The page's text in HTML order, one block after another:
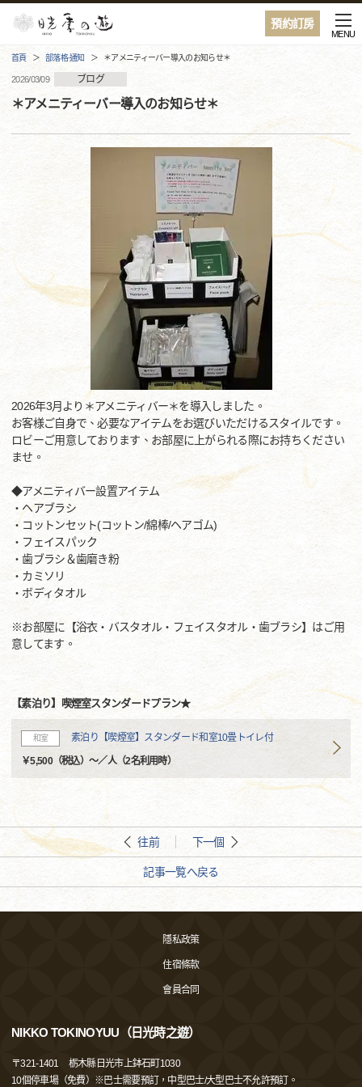
預約訂房
MENU
首頁 部落格·通知 ＊アメニティーバー導入のお知らせ＊
2026/03/09 ブログ
＊アメニティーバー導入のお知らせ＊
2026年3月より＊アメニティバー＊を導入しました。
お客様ご自身で、必要なアイテムをお選びいただけるスタイルです。
ロビーご用意しております、お部屋に上がられる際にお持ちください
ませ。
◆アメニティバー設置アイテム
・ヘアブラシ
・コットンセット(コットン/綿棒/ヘアゴム)
・フェイスパック
・歯ブラシ＆歯磨き粉
・カミソリ
・ボディタオル
※お部屋に【浴衣・バスタオル・フェイスタオル・歯ブラシ】はご用
意してます。
【素泊り】喫煙室スタンダードプラン★
和室 素泊り【喫煙室】スタンダード和室10畳トイレ付
￥5,500（税込）～／人（2名利用時）
往前 下一個
記事一覧へ戻る
隱私政策
住宿條款
會員合同
NIKKO TOKINOYUU（日光時之遊）
〒321-1401
栃木縣日光市上鉢石町1030
10個停車場（免費）※巴士需要預訂，中型巴士/大型巴士不允許預訂。